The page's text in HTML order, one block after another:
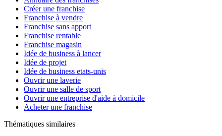
Créer une franchise
Franchise à vendre
Franchise sans apport
Franchise rentable
Franchise magasin
Idée de business à lancer
Idée de projet
Idée de business etats-unis
Ouvrir une laverie
Ouvrir une salle de sport
Ouvrir une entreprise d'aide à domicile
Acheter une franchise
Thématiques similaires